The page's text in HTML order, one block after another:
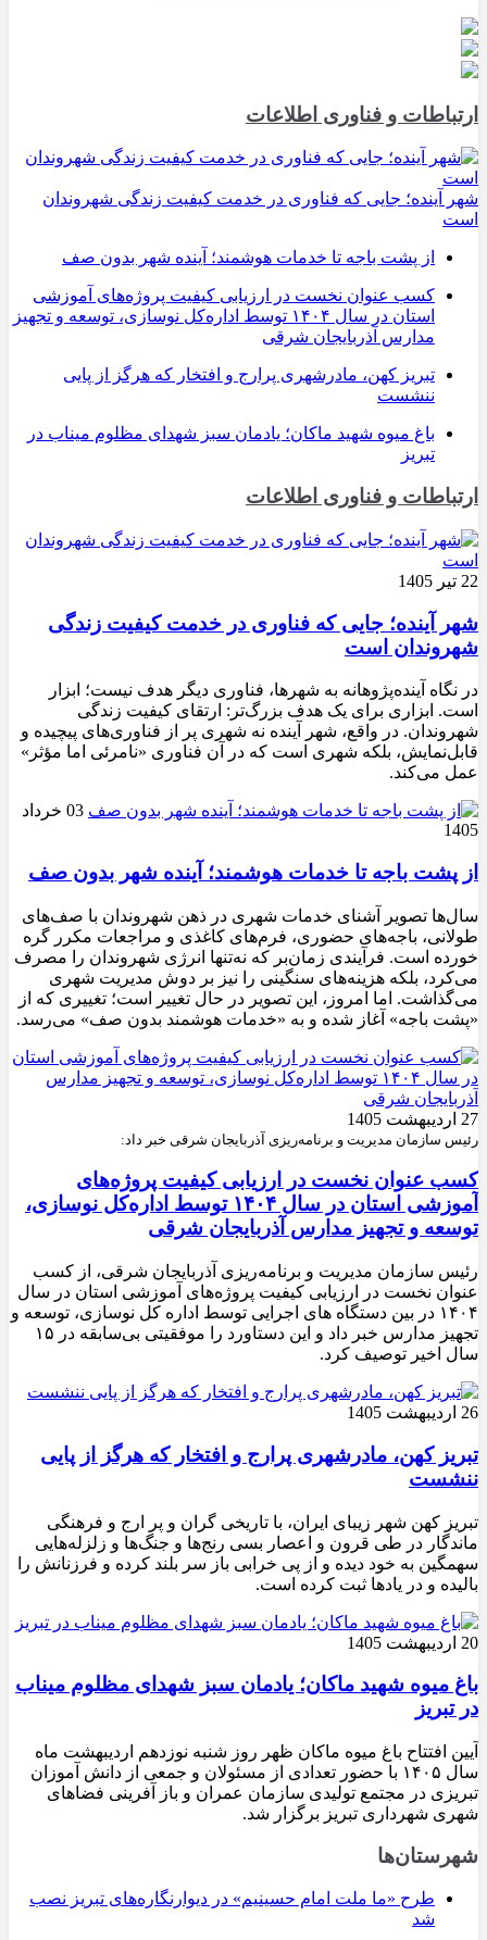
ارتباطات و فناوری اطلاعات
شهر آینده؛ جایی که فناوری در خدمت کیفیت زندگی شهروندان
است
از پشت باجه تا خدمات هوشمند؛ آینده شهر بدون صف
کسب عنوان نخست در ارزیابی کیفیت پروژه‌های آموزشی
استان در سال ۱۴۰۴ توسط اداره‌کل نوسازی، توسعه و تجهیز
مدارس آذربایجان شرقی
تبریز کهن، مادرشهری پرارج و افتخار که هرگز از پایی
ننشست
باغ میوه شهید ماکان؛ یادمان سبز شهدای مظلوم میناب در
تبریز
ارتباطات و فناوری اطلاعات
22 تیر 1405
شهر آینده؛ جایی که فناوری در خدمت کیفیت زندگی
شهروندان است
در نگاه آینده‌پژوهانه به شهرها، فناوری دیگر هدف نیست؛ ابزار
است. ابزاری برای یک هدف بزرگ‌تر: ارتقای کیفیت زندگی
شهروندان. در واقع، شهر آینده نه شهری پر از فناوری‌های پیچیده و
قابل‌نمایش، بلکه شهری است که در آن فناوری «نامرئی اما مؤثر»
عمل می‌کند.
03 خرداد
1405
از پشت باجه تا خدمات هوشمند؛ آینده شهر بدون صف
سال‌ها تصویر آشنای خدمات شهری در ذهن شهروندان با صف‌های
طولانی، باجه‌های حضوری، فرم‌های کاغذی و مراجعات مکرر گره
خورده است. فرآیندی زمان‌بر که نه‌تنها انرژی شهروندان را مصرف
می‌کرد، بلکه هزینه‌های سنگینی را نیز بر دوش مدیریت شهری
می‌گذاشت. اما امروز، این تصویر در حال تغییر است؛ تغییری که از
«پشت باجه» آغاز شده و به «خدمات هوشمند بدون صف» می‌رسد.
27 اردیبهشت 1405
رئیس سازمان مدیریت و برنامه‌ریزی آذربایجان شرقی خبر داد:
کسب عنوان نخست در ارزیابی کیفیت پروژه‌های
آموزشی استان در سال ۱۴۰۴ توسط اداره‌کل نوسازی،
توسعه و تجهیز مدارس آذربایجان شرقی
رئیس سازمان مدیریت و برنامه‌ریزی آذربایجان شرقی، از کسب
عنوان نخست در ارزیابی کیفیت پروژه‌های آموزشی استان در سال
۱۴۰۴ در بین دستگاه های اجرایی توسط اداره کل نوسازی، توسعه و
تجهیز مدارس خبر داد و این دستاورد را موفقیتی بی‌سابقه در ۱۵
سال اخیر توصیف کرد.
26 اردیبهشت 1405
تبریز کهن، مادرشهری پرارج و افتخار که هرگز از پایی
ننشست
تبریز کهن شهر زیبای ایران، با تاریخی گران و پر ارج و فرهنگی
ماندگار در طی قرون و اعصار بسی رنج‌ها و جنگ‌ها و زلزله‌هایی
سهمگین به خود دیده و از پی خرابی باز سر بلند کرده و فرزنانش را
بالیده و در یادها ثبت کرده است.
20 اردیبهشت 1405
باغ میوه شهید ماکان؛ یادمان سبز شهدای مظلوم میناب
در تبریز
آیین افتتاح باغ میوه ماکان ظهر روز شنبه نوزدهم اردیبهشت ماه
سال ۱۴۰۵ با حضور تعدادی از مسئولان و جمعی از دانش آموزان
تبریزی در مجتمع تولیدی سازمان عمران و باز آفرینی فضاهای
شهری شهرداری تبریز برگزار شد.
شهرستان‌ها
طرح «ما ملت امام حسینیم» در دیوارنگاره‌های تبریز نصب
شد